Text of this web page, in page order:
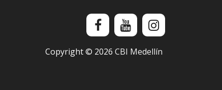
Copyright © 2026 CBI Medellín